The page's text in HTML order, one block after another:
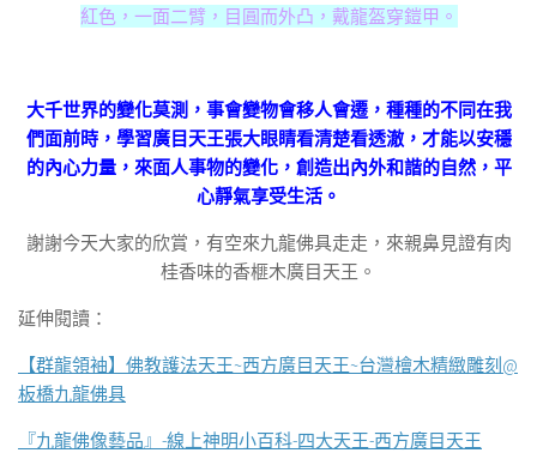
紅色，一面二臂，目圓而外凸，戴龍盔穿鎧甲。
大千世界的變化莫測，事會變物會移人會遷，種種的不同在我
們面前時，學習廣目天王張大眼睛看清楚看透澈，才能以安穩
的內心力量，來面人事物的變化，創造出內外和諧的自然，平
心靜氣享受生活。
謝謝今天大家的欣賞，有空來九龍佛具走走，來親鼻見證有肉
桂香味的香榧木廣目天王。
延伸閱讀：
【群龍領袖】佛教護法天王~西方廣目天王~台灣檜木精緻雕刻@
板橋九龍佛具
『九龍佛像藝品』-線上神明小百科-四大天王-西方廣目天王